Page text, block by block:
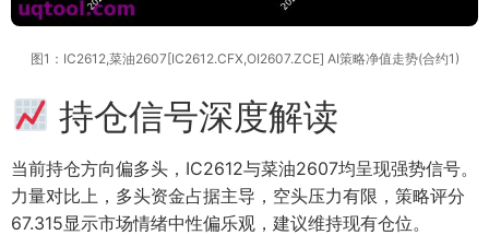
图1：IC2612,菜油2607[IC2612.CFX,OI2607.ZCE] AI策略净值走势(合约1)
持仓信号深度解读
当前持仓方向偏多头，IC2612与菜油2607均呈现强势信号。
力量对比上，多头资金占据主导，空头压力有限，策略评分
67.315显示市场情绪中性偏乐观，建议维持现有仓位。